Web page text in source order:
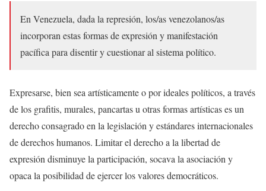
En Venezuela, dada la represión, los/as venezolanos/as
incorporan estas formas de expresión y manifestación
pacífica para disentir y cuestionar al sistema político.
Expresarse, bien sea artísticamente o por ideales políticos, a través
de los grafitis, murales, pancartas u otras formas artísticas es un
derecho consagrado en la legislación y estándares internacionales
de derechos humanos. Limitar el derecho a la libertad de
expresión disminuye la participación, socava la asociación y
opaca la posibilidad de ejercer los valores democráticos.